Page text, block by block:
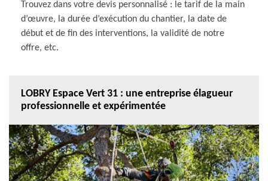
Trouvez dans votre devis personnalisé : le tarif de la main
d’œuvre, la durée d’exécution du chantier, la date de
début et de fin des interventions, la validité de notre
offre, etc.
LOBRY Espace Vert 31 : une entreprise élagueur
professionnelle et expérimentée